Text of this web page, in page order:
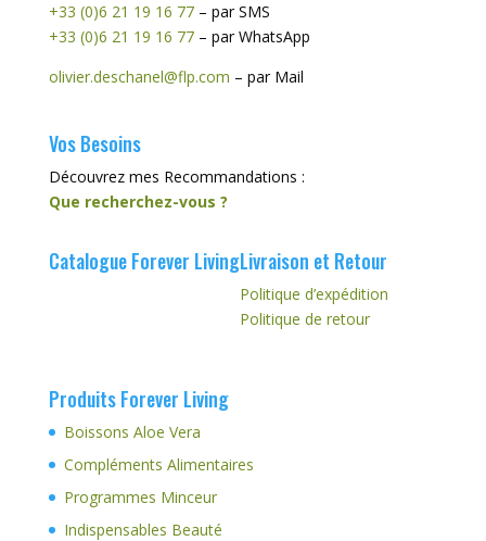
+33 (0)6 21 19 16 77– par SMS
+33 (0)6 21 19 16 77– par WhatsApp
olivier.deschanel@flp.com – par Mail
Vos Besoins
Découvrez mes Recommandations :
Que recherchez-vous ?
Catalogue Forever LivingLivraison et Retour
Politique d’expédition
Politique de retour
Produits Forever Living
Boissons Aloe Vera
Compléments Alimentaires
Programmes Minceur
Indispensables Beauté